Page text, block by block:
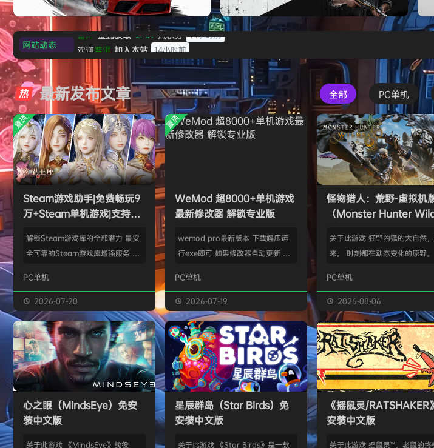
极限竞速：地平线6（Forza Horizon 6）免
安装中文版
《原子之心/Atomic Heart》免安装中文版
网站动态 欢迎普洱 加入本站 14小时前
欢迎0**3 加入本站 15小时前
c***s 加入本站
欢迎V****y 加入本站 19小时前
欢迎j***j 加入本站 19小时前
欢迎1******4 加入本站 8月5日
l***g 签到获取 28 点积分 8月5日
w******g 签到获取
欢迎w******g 加入本站
欢迎Z******U 加入本站
欢迎k******2 加入本站 8月4日
欢迎C****i 加入本站 8月4日
14小时前
欢迎e******i 加入本站 14小时前
普洱 签到获取 点积分 14小时前
最新发布文章 全部 PC单机
置顶
Steam游戏助手|免费畅玩9
万+Steam单机游戏|支持D
解锁Steam游戏库的全部潜力 最安
全可靠的Steam游戏库增强服务 工
修改任何steam设置、安全可靠、
可入库游戏总数 94000+、无视已
下架和锁区游戏、支持大多数游戏联
机。 无需为每一款游戏单独付费，
只需支付一次工具费用或订阅费，即
可永久访问工具库内的成千上万款游
戏，包括昂贵的3A大作。 极大地降
低了玩游戏的经济门槛，让玩家可以
无压力地尝试各种类型的游戏。操
作…
PC单机
2026-07-20
置顶
WeMod 超8000+单机游戏
最新修改器 解锁专业版
wemod pro最新版本 下载解压运
行exe即可 如果修改器自动更新 把
r 这个文件替换到新版的即可。 We
Mod 目前支持超过千款热门游戏，
且每周都会追加游戏列表。由于很多
修改器原作者都入驻了，所以修改器
内容更新应该也是最全、最及时的。
千款游戏听起来不多，但其实已经涵
盖了主流热门游戏【资源名称】：w
emod pro【资源版本】：【资源
大…
PC单机
2026-07-19
怪物猎人：荒野-虚拟机
（Monster Hunter
版
关于此游戏 狂野凶猛的大自然
来。 时刻都在动态变化的原野
的怪物与人们的故事。 你会化为
狩猎强大怪物为生的“猎人”，使
猎获得的素材打造更强的武器防
并逐渐解明这个世界与人们之间
联。 进化的狩猎动作，寻求连
断的沉浸感，究极的狩猎体验正
你的到来。 故事 数年前，在公
没有调查过的未踏足领域“封禁
的边境上，一名少年“纳塔”获救
公会根…
PC单机
2026-08-06
心之眼（MindsEye）免安
装中文版
关于此游戏 《MindsEye》战役
星辰群岛（Star Birds）免
安装中文版
关于此游戏 《Star Birds》是一款
《摇鼠灵/RATSHAKER
安装中文版
关于此游戏 摇鼠灵™，老鼠的终